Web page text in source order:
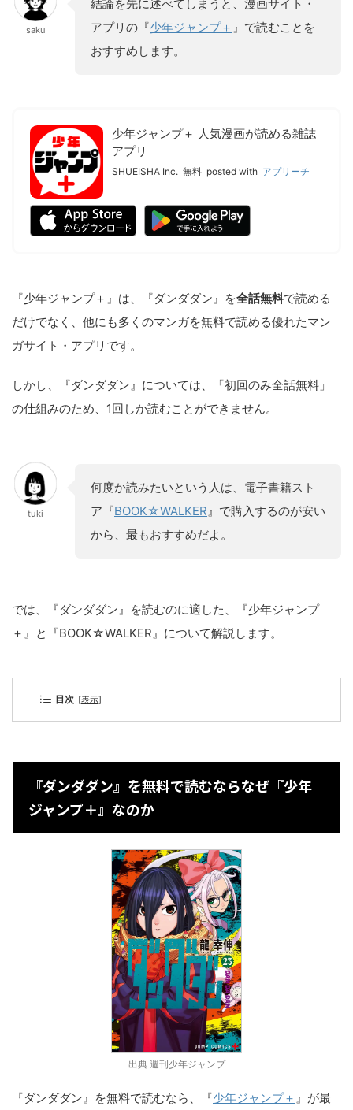
saku
結論を先に述べてしまうと、漫画サイト・
アプリの『少年ジャンプ＋ 』で読むことを
おすすめします。
少年ジャンプ＋ 人気漫画が読める雑誌
アプリ
SHUEISHA Inc. 無料 posted with アプリーチ
『少年ジャンプ＋』は、『ダンダダン』を全話無料で読める
だけでなく、他にも多くのマンガを無料で読める優れたマン
ガサイト・アプリです。
しかし、『ダンダダン』については、「初回のみ全話無料」
の仕組みのため、1回しか読むことができません。
tuki
何度か読みたいという人は、電子書籍スト
ア『BOOK☆WALKER』で購入するのが安い
から、最もおすすめだよ。
では、『ダンダダン』を読むのに適した、『少年ジャンプ
＋』と『BOOK☆WALKER』について解説します。
目次 [表示]
『ダンダダン』を無料で読むならなぜ『少年
ジャンプ＋』なのか
出典 週刊少年ジャンプ
『ダンダダン』を無料で読むなら、『少年ジャンプ＋ 』が最